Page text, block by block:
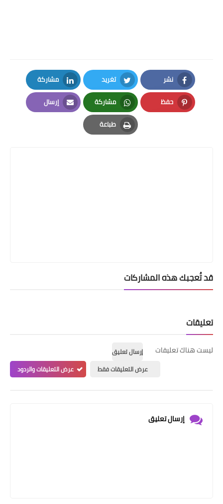
نشر
Facebook
تغريد
Twitter
مشاركة
LinkedIn
حفظ
Pinterest
مشاركة
Whatsapp
إرسال
Email
طباعة
Print
قد تُعجبك هذه المشاركات
تعليقات
ليست هناك تعليقات
إرسال تعليق
عرض التعليقات فقط
عرض التعليقات والردود
إرسال تعليق